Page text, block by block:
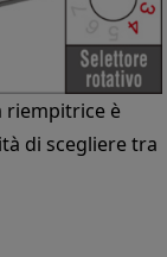
riempitrice è
di scegliere tra